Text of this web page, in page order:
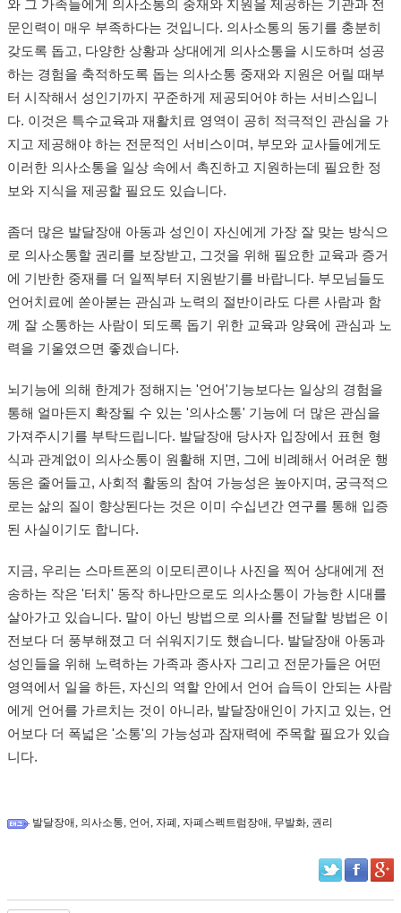
와 그 가족들에게 의사소통의 중재와 지원을 제공하는 기관과 전
문인력이 매우 부족하다는 것입니다. 의사소통의 동기를 충분히
갖도록 돕고, 다양한 상황과 상대에게 의사소통을 시도하며 성공
하는 경험을 축적하도록 돕는 의사소통 중재와 지원은 어릴 때부
터 시작해서 성인기까지 꾸준하게 제공되어야 하는 서비스입니
다. 이것은 특수교육과 재활치료 영역이 공히 적극적인 관심을 가
지고 제공해야 하는 전문적인 서비스이며, 부모와 교사들에게도
이러한 의사소통을 일상 속에서 촉진하고 지원하는데 필요한 정
보와 지식을 제공할 필요도 있습니다.
좀더 많은 발달장애 아동과 성인이 자신에게 가장 잘 맞는 방식으
로 의사소통할 권리를 보장받고, 그것을 위해 필요한 교육과 증거
에 기반한 중재를 더 일찍부터 지원받기를 바랍니다. 부모님들도
언어치료에 쏟아붇는 관심과 노력의 절반이라도 다른 사람과 함
께 잘 소통하는 사람이 되도록 돕기 위한 교육과 양육에 관심과 노
력을 기울였으면 좋겠습니다.
뇌기능에 의해 한계가 정해지는 '언어'기능보다는 일상의 경험을
통해 얼마든지 확장될 수 있는 '의사소통' 기능에 더 많은 관심을
가져주시기를 부탁드립니다. 발달장애 당사자 입장에서 표현 형
식과 관계없이 의사소통이 원활해 지면, 그에 비례해서 어려운 행
동은 줄어들고, 사회적 활동의 참여 가능성은 높아지며, 궁극적으
로는 삶의 질이 향상된다는 것은 이미 수십년간 연구를 통해 입증
된 사실이기도 합니다.
지금, 우리는 스마트폰의 이모티콘이나 사진을 찍어 상대에게 전
송하는 작은 '터치' 동작 하나만으로도 의사소통이 가능한 시대를
살아가고 있습니다. 말이 아닌 방법으로 의사를 전달할 방법은 이
전보다 더 풍부해졌고 더 쉬워지기도 했습니다. 발달장애 아동과
성인들을 위해 노력하는 가족과 종사자 그리고 전문가들은 어떤
영역에서 일을 하든, 자신의 역할 안에서 언어 습득이 안되는 사람
에게 언어를 가르치는 것이 아니라, 발달장애인이 가지고 있는, 언
어보다 더 폭넓은 '소통'의 가능성과 잠재력에 주목할 필요가 있습
니다.
발달장애, 의사소통, 언어, 자폐 , 자폐스펙트럼장애, 무발화, 권리